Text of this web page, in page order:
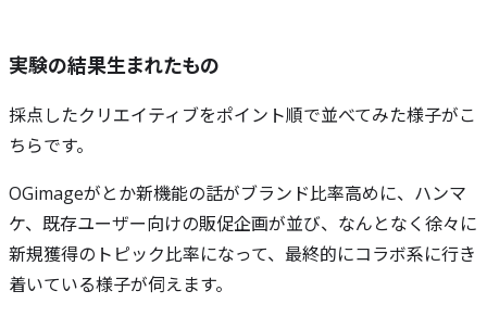
実験の結果生まれたもの
採点したクリエイティブをポイント順で並べてみた様子がこ
ちらです。
OGimageがとか新機能の話がブランド比率高めに、ハンマ
ケ、既存ユーザー向けの販促企画が並び、なんとなく徐々に
新規獲得のトピック比率になって、最終的にコラボ系に行き
着いている様子が伺えます。